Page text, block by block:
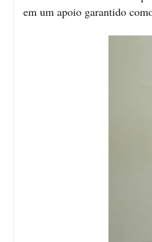
em um apoio garantido